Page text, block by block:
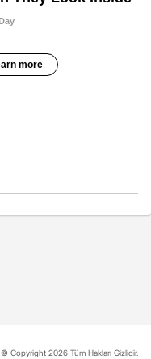
© Copyright 2026 Tüm Hakları Gizlidir.